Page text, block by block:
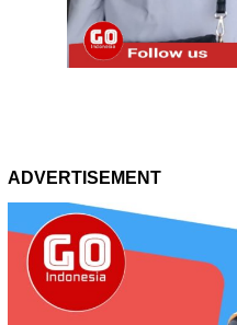
ADVERTISEMENT